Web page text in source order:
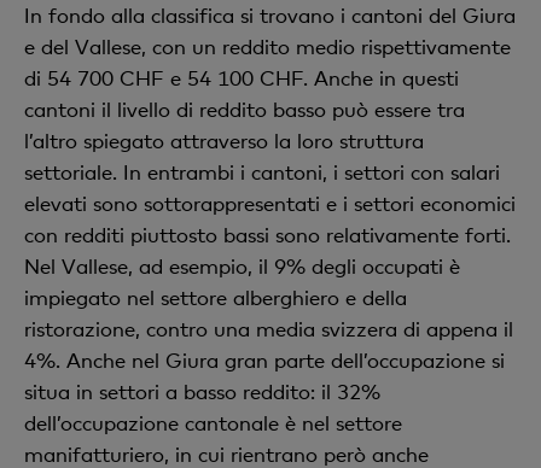
In fondo alla classifica si trovano i cantoni del Giura
e del Vallese, con un reddito medio rispettivamente
di 54 700 CHF e 54 100 CHF. Anche in questi
cantoni il livello di reddito basso può essere tra
l’altro spiegato attraverso la loro struttura
settoriale. In entrambi i cantoni, i settori con salari
elevati sono sottorappresentati e i settori economici
con redditi piuttosto bassi sono relativamente forti.
Nel Vallese, ad esempio, il 9% degli occupati è
impiegato nel settore alberghiero e della
ristorazione, contro una media svizzera di appena il
4%. Anche nel Giura gran parte dell’occupazione si
situa in settori a basso reddito: il 32%
dell’occupazione cantonale è nel settore
manifatturiero, in cui rientrano però anche